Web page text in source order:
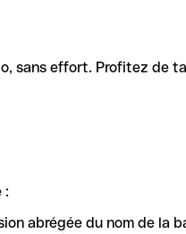
sans effort. Profitez de
:
abrégée du nom de la